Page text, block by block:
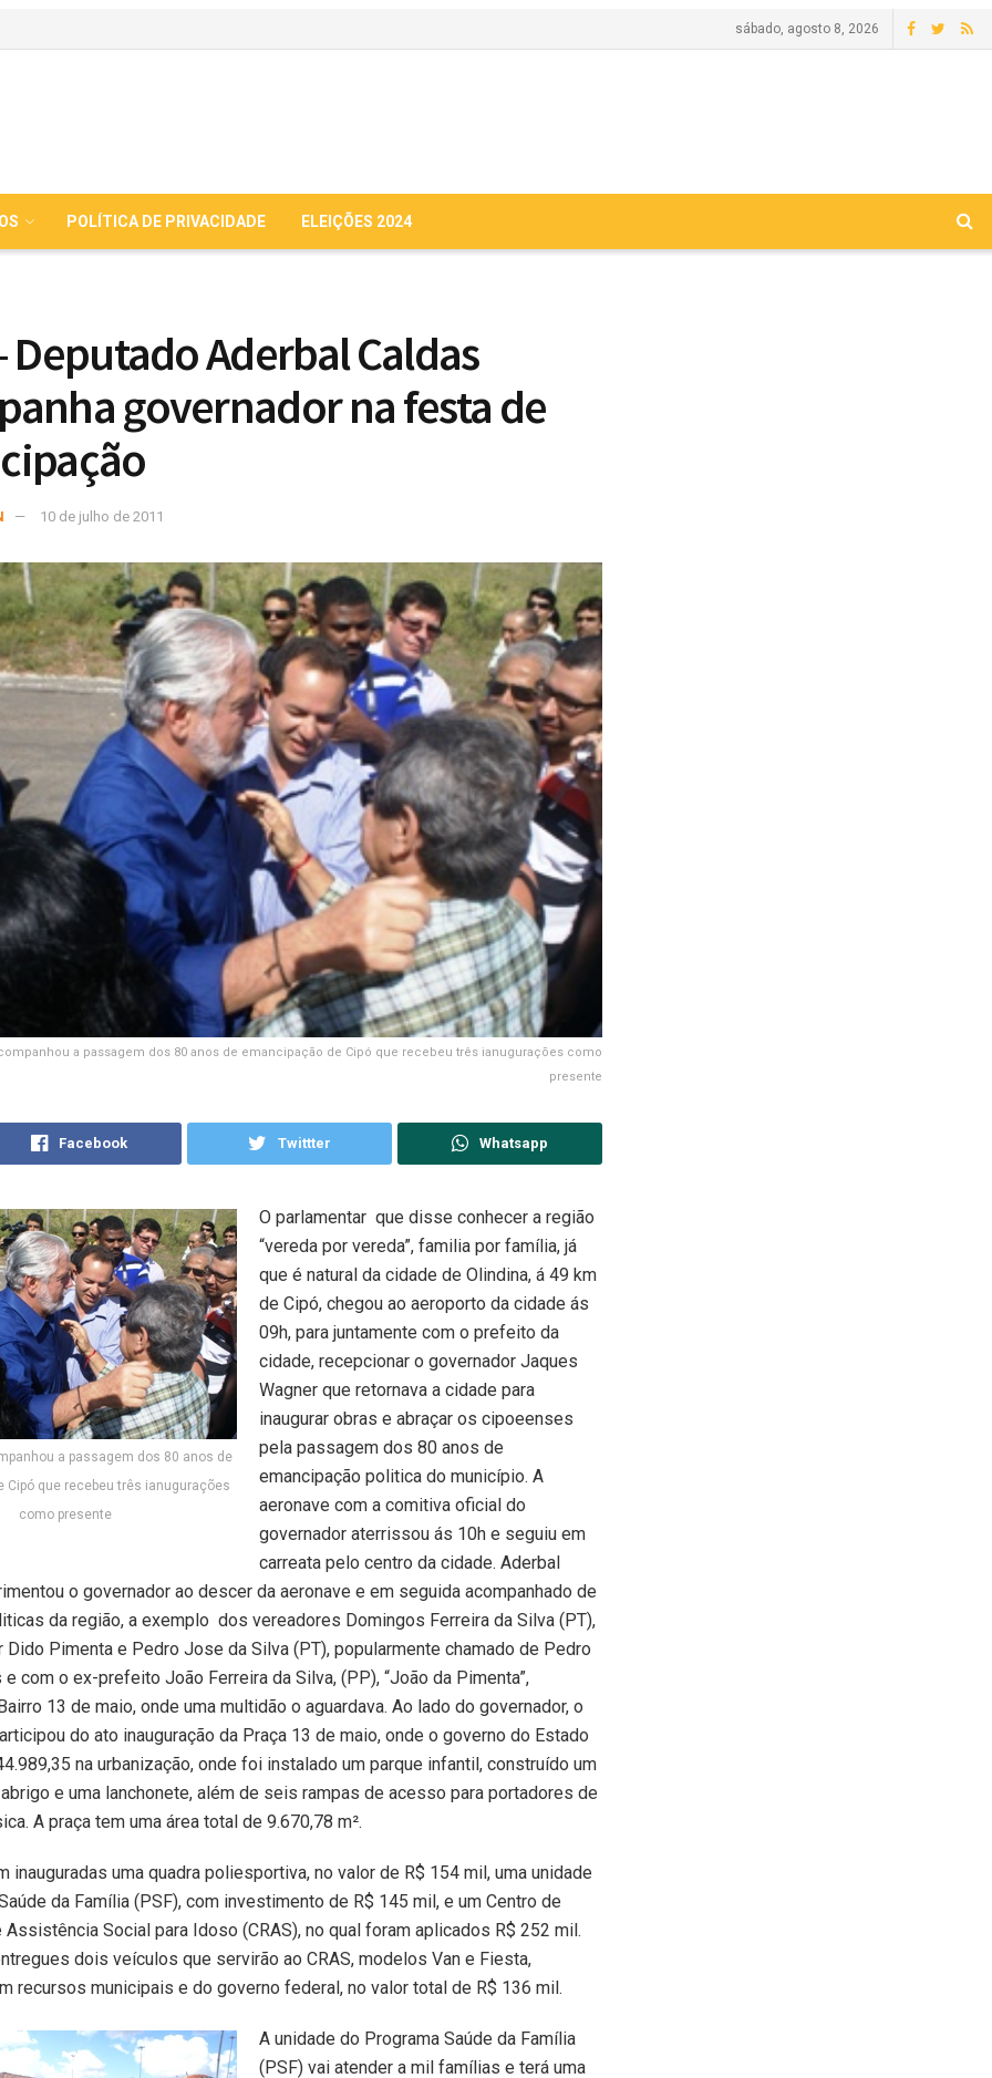
sábado, agosto 8, 2026
POLÍTICA DE PRIVACIDADE ELEIÇÕES 2024
Deputado Aderbal Caldas
governador na festa de
10 de julho de 2011
a passagem dos 80 anos de emancipação de Cipó que recebeu três ianugurações como
presente
Facebook Twittter Whatsapp
a passagem dos 80 anos de
Cipó que recebeu três ianugurações
como presente
O parlamentar que disse conhecer a região
“vereda por vereda”, familia por família, já
que é natural da cidade de Olindina, á 49 km
de Cipó, chegou ao aeroporto da cidade ás
09h, para juntamente com o prefeito da
cidade, recepcionar o governador Jaques
Wagner que retornava a cidade para
inaugurar obras e abraçar os cipoeenses
pela passagem dos 80 anos de
emancipação politica do município. A
aeronave com a comitiva oficial do
governador aterrissou ás 10h e seguiu em
carreata pelo centro da cidade. Aderbal
o governador ao descer da aeronave e em seguida acompanhado de
da região, a exemplo dos vereadores Domingos Ferreira da Silva (PT),
Dido Pimenta e Pedro Jose da Silva (PT), popularmente chamado de Pedro
com o ex-prefeito João Ferreira da Silva, (PP), “João da Pimenta”,
13 de maio, onde uma multidão o aguardava. Ao lado do governador, o
do ato inauguração da Praça 13 de maio, onde o governo do Estado
na urbanização, onde foi instalado um parque infantil, construído um
e uma lanchonete, além de seis rampas de acesso para portadores de
A praça tem uma área total de 9.670,78 m².
inauguradas uma quadra poliesportiva, no valor de R$ 154 mil, uma unidade
da Família (PSF), com investimento de R$ 145 mil, e um Centro de
Social para Idoso (CRAS), no qual foram aplicados R$ 252 mil.
dois veículos que servirão ao CRAS, modelos Van e Fiesta,
recursos municipais e do governo federal, no valor total de R$ 136 mil.
A unidade do Programa Saúde da Família
(PSF) vai atender a mil famílias e terá uma